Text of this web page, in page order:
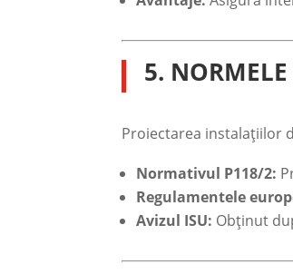
5.
Proiectarea instalațiilor
Normativul P118/2:
Regulamentele
Avizul ISU: Obținut